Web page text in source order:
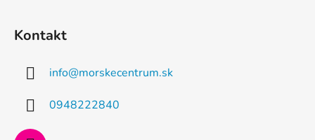
Kontakt
info@morskecentrum.sk
0948222840